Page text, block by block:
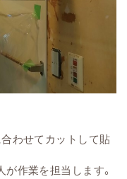
わせてカットして貼
作業を担当します。